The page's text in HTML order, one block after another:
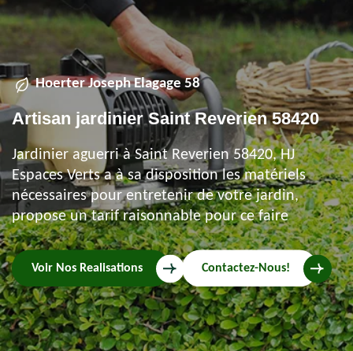
Hoerter Joseph Elagage 58
Artisan jardinier Saint Reverien 58420
Jardinier aguerri à Saint Reverien 58420, HJ
Espaces Verts a à sa disposition les matériels
nécessaires pour entretenir de votre jardin,
propose un tarif raisonnable pour ce faire
Voir Nos Realisations Contactez-Nous!